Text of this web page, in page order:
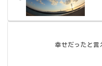
幸せだったと言